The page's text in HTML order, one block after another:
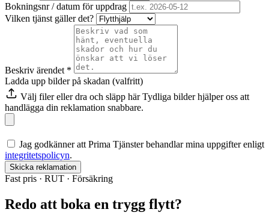
Bokningsnr / datum för uppdrag
Vilken tjänst gäller det?
Beskriv ärendet *
Ladda upp bilder på skadan (valfritt)
Välj filereller dra och släpp härTydliga bilder hjälper oss att
handlägga din reklamation snabbare.
Jag godkänner att Prima Tjänster behandlar mina uppgifter enligt
integritetspolicyn.
Skicka reklamation
Fast pris · RUT · Försäkring
Redo att boka en trygg flytt?